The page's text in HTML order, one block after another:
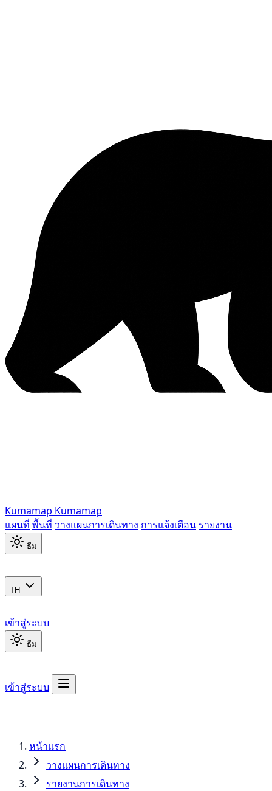
Kumamap Kumamap
แผนที่ พื้นที่ วางแผนการเดินทาง การแจ้งเตือน รายงาน
ธีม
TH
เข้าสู่ระบบ
ธีม
เข้าสู่ระบบ
หน้าแรก
วางแผนการเดินทาง
รายงานการเดินทาง